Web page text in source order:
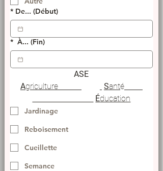
* De... (Début)
* À... (Fin)
ASE
Agriculture Santé
Éducation
Jardinage
Reboisement
Cueillette
Semance